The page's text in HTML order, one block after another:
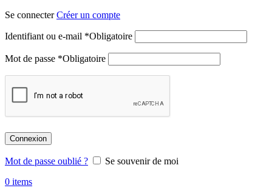
Se connecterCréer un compte
Identifiant ou e-mail *Obligatoire
Mot de passe *Obligatoire
Connexion
Mot de passe oublié ?
Se souvenir de moi
0 items